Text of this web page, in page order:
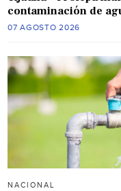
contaminación de
07 AGOSTO 2026
NACIONAL